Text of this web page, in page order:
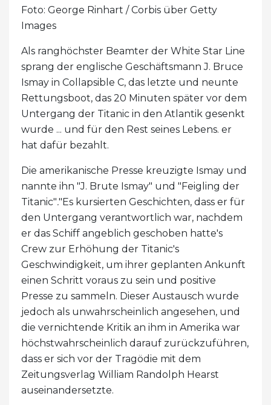
Foto: George Rinhart / Corbis über Getty
Images
Als ranghöchster Beamter der White Star Line
sprang der englische Geschäftsmann J. Bruce
Ismay in Collapsible C, das letzte und neunte
Rettungsboot, das 20 Minuten später vor dem
Untergang der Titanic in den Atlantik gesenkt
wurde ... und für den Rest seines Lebens. er
hat dafür bezahlt.
Die amerikanische Presse kreuzigte Ismay und
nannte ihn "J. Brute Ismay" und "Feigling der
Titanic"."Es kursierten Geschichten, dass er für
den Untergang verantwortlich war, nachdem
er das Schiff angeblich geschoben hatte's
Crew zur Erhöhung der Titanic's
Geschwindigkeit, um ihrer geplanten Ankunft
einen Schritt voraus zu sein und positive
Presse zu sammeln. Dieser Austausch wurde
jedoch als unwahrscheinlich angesehen, und
die vernichtende Kritik an ihm in Amerika war
höchstwahrscheinlich darauf zurückzuführen,
dass er sich vor der Tragödie mit dem
Zeitungsverlag William Randolph Hearst
auseinandersetzte.